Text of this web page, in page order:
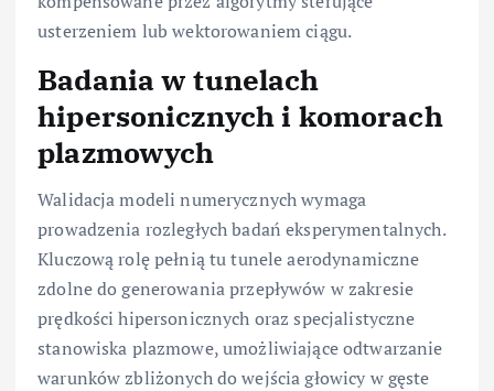
usterzeniem lub wektorowaniem ciągu.
Badania w tunelach
hipersonicznych i komorach
plazmowych
Walidacja modeli numerycznych wymaga
prowadzenia rozległych badań eksperymentalnych.
Kluczową rolę pełnią tu tunele aerodynamiczne
zdolne do generowania przepływów w zakresie
prędkości hipersonicznych oraz specjalistyczne
stanowiska plazmowe, umożliwiające odtwarzanie
warunków zbliżonych do wejścia głowicy w gęste